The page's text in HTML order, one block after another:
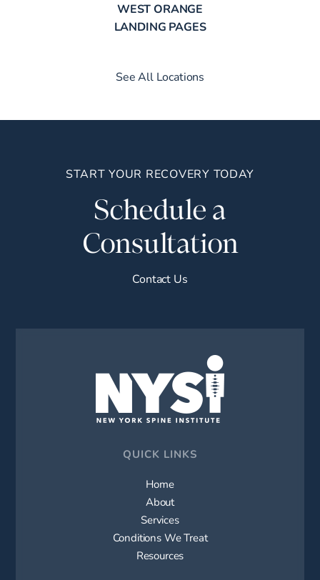
WEST ORANGE
LANDING PAGES
See All Locations
START YOUR RECOVERY TODAY
Schedule a
Consultation
Contact Us
QUICK LINKS
Home
About
Services
Conditions We Treat
Resources